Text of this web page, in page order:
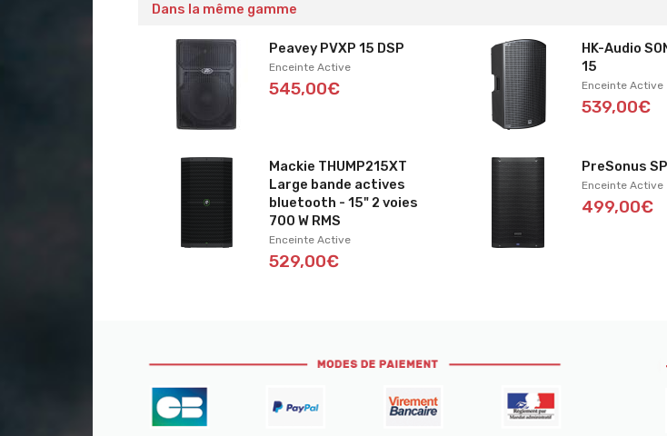
Dans la même gamme
Peavey PVXP 15 DSP
Enceinte Active
545,00€
HK-Audio
15
Enceinte Active
539,00€
Mackie THUMP215XT
Large bande actives
bluetooth - 15" 2 voies
700 W RMS
Enceinte Active
529,00€
PreSonus
Enceinte Active
499,00€